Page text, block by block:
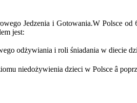
Jedzenia i Gotowania.W Polsce
jest:
odżywiania i roli śniadania w diecie
niedożywienia dzieci w Polsce â